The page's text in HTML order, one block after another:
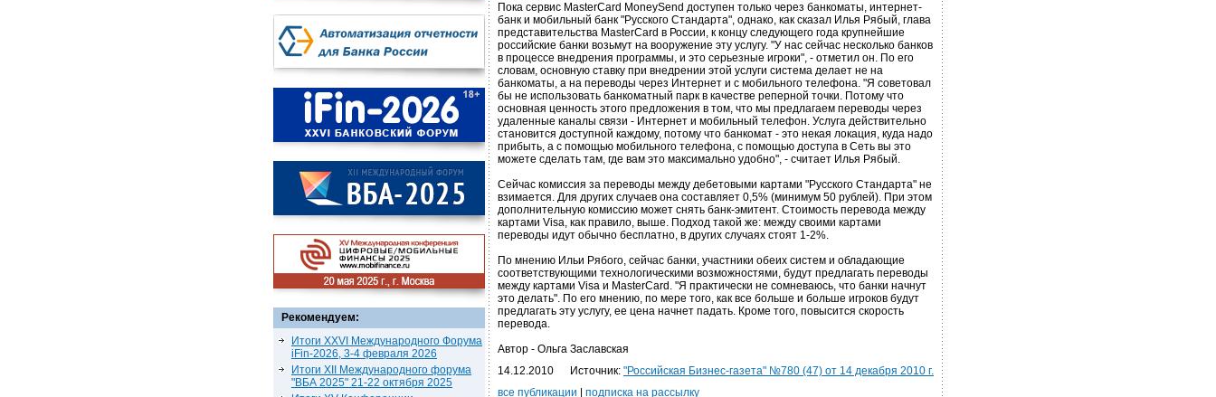
Рекомендуем:
Итоги XXVI Международного Форума
iFin-2026, 3-4 февраля 2026
Итоги XII Международного форума
"ВБА 2025" 21-22 октября 2025
Пока сервис MasterCard MoneySend доступен только через банкоматы, интернет-
банк и мобильный банк "Русского Стандарта", однако, как сказал Илья Рябый, глава
представительства MasterCard в России, к концу следующего года крупнейшие
российские банки возьмут на вооружение эту услугу. "У нас сейчас несколько банков
в процессе внедрения программы, и это серьезные игроки", - отметил он. По его
словам, основную ставку при внедрении этой услуги система делает не на
банкоматы, а на переводы через Интернет и с мобильного телефона. "Я советовал
бы не использовать банкоматный парк в качестве реперной точки. Потому что
основная ценность этого предложения в том, что мы предлагаем переводы через
удаленные каналы связи - Интернет и мобильный телефон. Услуга действительно
становится доступной каждому, потому что банкомат - это некая локация, куда надо
прибыть, а с помощью мобильного телефона, с помощью доступа в Сеть вы это
можете сделать там, где вам это максимально удобно", - считает Илья Рябый.
Сейчас комиссия за переводы между дебетовыми картами "Русского Стандарта" не
взимается. Для других случаев она составляет 0,5% (минимум 50 рублей). При этом
дополнительную комиссию может снять банк-эмитент. Стоимость перевода между
картами Visa, как правило, выше. Подход такой же: между своими картами
переводы идут обычно бесплатно, в других случаях стоят 1-2%.
По мнению Ильи Рябого, сейчас банки, участники обеих систем и обладающие
соответствующими технологическими возможностями, будут предлагать переводы
между картами Visa и MasterCard. "Я практически не сомневаюсь, что банки начнут
это делать". По его мнению, по мере того, как все больше и больше игроков будут
предлагать эту услугу, ее цена начнет падать. Кроме того, повысится скорость
перевода.
Автор - Ольга Заславская
14.12.2010
Источник: "Российская Бизнес-газета" №780 (47) от 14 декабря 2010 г.
все публикации
подписка на рассылку